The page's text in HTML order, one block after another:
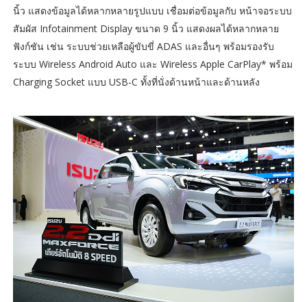
นิ้ว แสดงข้อมูลได้หลากหลายรูปแบบ เชื่อมต่อข้อมูลกับ หน้าจอระบบ
สัมผัส Infotainment Display ขนาด 9 นิ้ว แสดงผลได้หลากหลาย
ฟังก์ชัน เช่น ระบบช่วยเหลือผู้ขับขี่ ADAS และอื่นๆ พร้อมรองรับ
ระบบ Wireless Android Auto และ Wireless Apple CarPlay* พร้อม
Charging Socket แบบ USB-C ทั้งที่นั่งด้านหน้าและด้านหลัง